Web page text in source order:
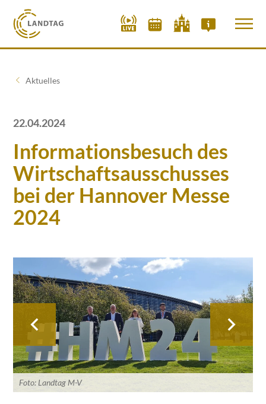
Aktuelles
22.04.2024
Informationsbesuch des
Wirtschaftsausschusses
bei der Hannover Messe
2024
Foto: Landtag M-V